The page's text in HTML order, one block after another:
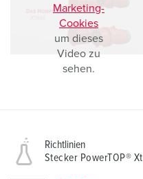
Marketing-
Cookies
um dieses
Video zu
sehen.
Richtlinien
Stecker PowerTOP®